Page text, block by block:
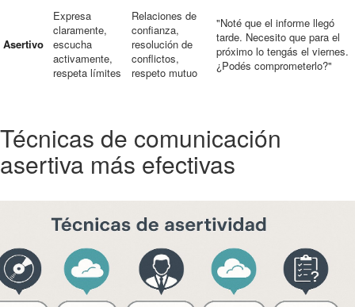
Asertivo
Expresa
claramente,
escucha
activamente,
respeta límites
Relaciones de
confianza,
resolución de
conflictos,
respeto mutuo
"Noté que el informe llegó
tarde. Necesito que para el
próximo lo tengás el viernes.
¿Podés comprometerlo?"
Técnicas de comunicación
asertiva más efectivas